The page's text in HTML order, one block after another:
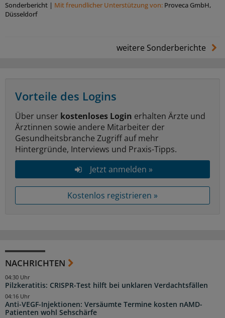
Sonderbericht | Mit freundlicher Unterstützung von: Proveca GmbH,
Düsseldorf
weitere Sonderberichte
Vorteile des Logins
Über unser kostenloses Login erhalten Ärzte und
Ärztinnen sowie andere Mitarbeiter der
Gesundheitsbranche Zugriff auf mehr
Hintergründe, Interviews und Praxis-Tipps.
Jetzt anmelden »
Kostenlos registrieren »
NACHRICHTEN
Pilzkeratitis: CRISPR-Test hilft bei unklaren Verdachtsfällen
04:30 Uhr
Anti-VEGF-Injektionen: Versäumte Termine kosten nAMD-
Patienten wohl Sehschärfe
04:16 Uhr